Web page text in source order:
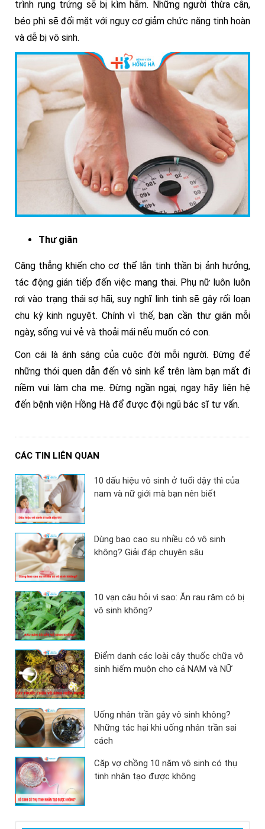
trình rụng trứng sẽ bị kìm hãm. Những người thừa cân,
béo phì sẽ đối mặt với nguy cơ giảm chức năng tinh hoàn
và dễ bị vô sinh.
Thư giãn
Căng thẳng khiến cho cơ thể lẫn tinh thần bị ảnh hưởng,
tác động gián tiếp đến việc mang thai. Phụ nữ luôn luôn
rơi vào trạng thái sợ hãi, suy nghĩ linh tinh sẽ gây rối loạn
chu kỳ kinh nguyệt. Chính vì thế, bạn cần thư giãn mỗi
ngày, sống vui vẻ và thoải mái nếu muốn có con.
Con cái là ánh sáng của cuộc đời mỗi người. Đừng để
những thói quen dẫn đến vô sinh kể trên làm bạn mất đi
niềm vui làm cha mẹ. Đừng ngần ngại, ngay hãy liên hệ
đến bệnh viện Hồng Hà để được đội ngũ bác sĩ tư vấn.
CÁC TIN LIÊN QUAN
10 dấu hiệu vô sinh ở tuổi dậy thì của
nam và nữ giới mà bạn nên biết
Dùng bao cao su nhiều có vô sinh
không? Giải đáp chuyên sâu
10 vạn câu hỏi vì sao: Ăn rau răm có bị
vô sinh không?
Điểm danh các loài cây thuốc chữa vô
sinh hiếm muộn cho cả NAM và NỮ
Uống nhân trần gây vô sinh không?
Những tác hại khi uống nhân trần sai
cách
Cặp vợ chồng 10 năm vô sinh có thụ
tinh nhân tạo được không